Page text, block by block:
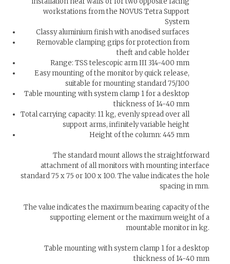
workstations from the NOVUS Tetra Support
System
Classy aluminium finish with anodised surfaces
Removable clamping grips for protection from
theft and cable holder
Range: TSS telescopic arm III 314-400 mm
Easy mounting of the monitor by quick release,
suitable for mounting standard 75/100
Table mounting with system clamp 1 for a desktop
thickness of 14-40 mm
Total carrying capacity: 11 kg, evenly spread over all
support arms, infinitely variable height
Height of the column: 445 mm
The standard mount allows the straightforward
attachment of all monitors with mounting interface
standard 75 x 75 or 100 x 100. The value indicates the hole
spacing in mm.
The value indicates the maximum bearing capacity of the
supporting element or the maximum weight of a
mountable monitor in kg.
Table mounting with system clamp 1 for a desktop
thickness of 14-40 mm